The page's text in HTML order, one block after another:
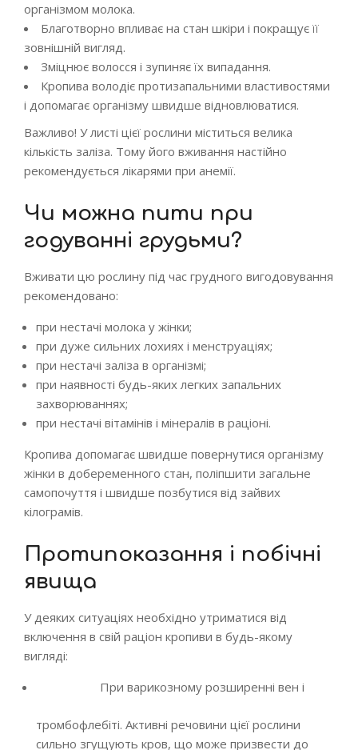
організмом молока.
Благотворно впливає на стан шкіри і покращує її
зовнішній вигляд.
Зміцнює волосся і зупиняє їх випадання.
Кропива володіє протизапальними властивостями
і допомагає організму швидше відновлюватися.
Важливо! У листі цієї рослини міститься велика
кількість заліза. Тому його вживання настійно
рекомендується лікарями при анемії.
Чи можна пити при
годуванні грудьми?
Вживати цю рослину під час грудного вигодовування
рекомендовано:
при нестачі молока у жінки;
при дуже сильних лохиях і менструаціях;
при нестачі заліза в організмі;
при наявності будь-яких легких запальних
захворюваннях;
при нестачі вітамінів і мінералів в раціоні.
Кропива допомагає швидше повернутися організму
жінки в добеременного стан, поліпшити загальне
самопочуття і швидше позбутися від зайвих
кілограмів.
Протипоказання і побічні
явища
У деяких ситуаціях необхідно утриматися від
включення в свій раціон кропиви в будь-якому
вигляді:
При варикозному розширенні вен і
тромбофлебіті. Активні речовини цієї рослини
сильно згущують кров, що може призвести до